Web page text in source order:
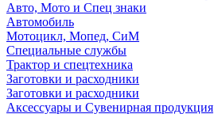
Авто, Мото и Спец знаки
Автомобиль
Мотоцикл, Мопед, СиМ
Специальные службы
Трактор и спецтехника
Заготовки и расходники
Заготовки и расходники
Аксессуары и Сувенирная продукция